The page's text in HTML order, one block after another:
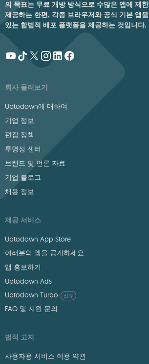
의 목표는 무료 개방 방식으로 수많은 앱에 제
제공하는 한편, 각종 브라우저와 공식 기본 앱
있는 합법적 배포 플랫폼을 제공하는 것입니다.
회사 둘러보기
Uptodown에 대하여
기업 정보
편집 정책
투명성 센터
브랜드 및 언론 자료
기업 블로그
채용 정보
제공 서비스
Uptodown App Store
여러분의 앱을 공개하세요
앱 홍보하기
Uptodown Ads
Uptodown Turbo
신규
FAQ 및 지원 문의
법적 고지
사용자용 서비스 이용 약관